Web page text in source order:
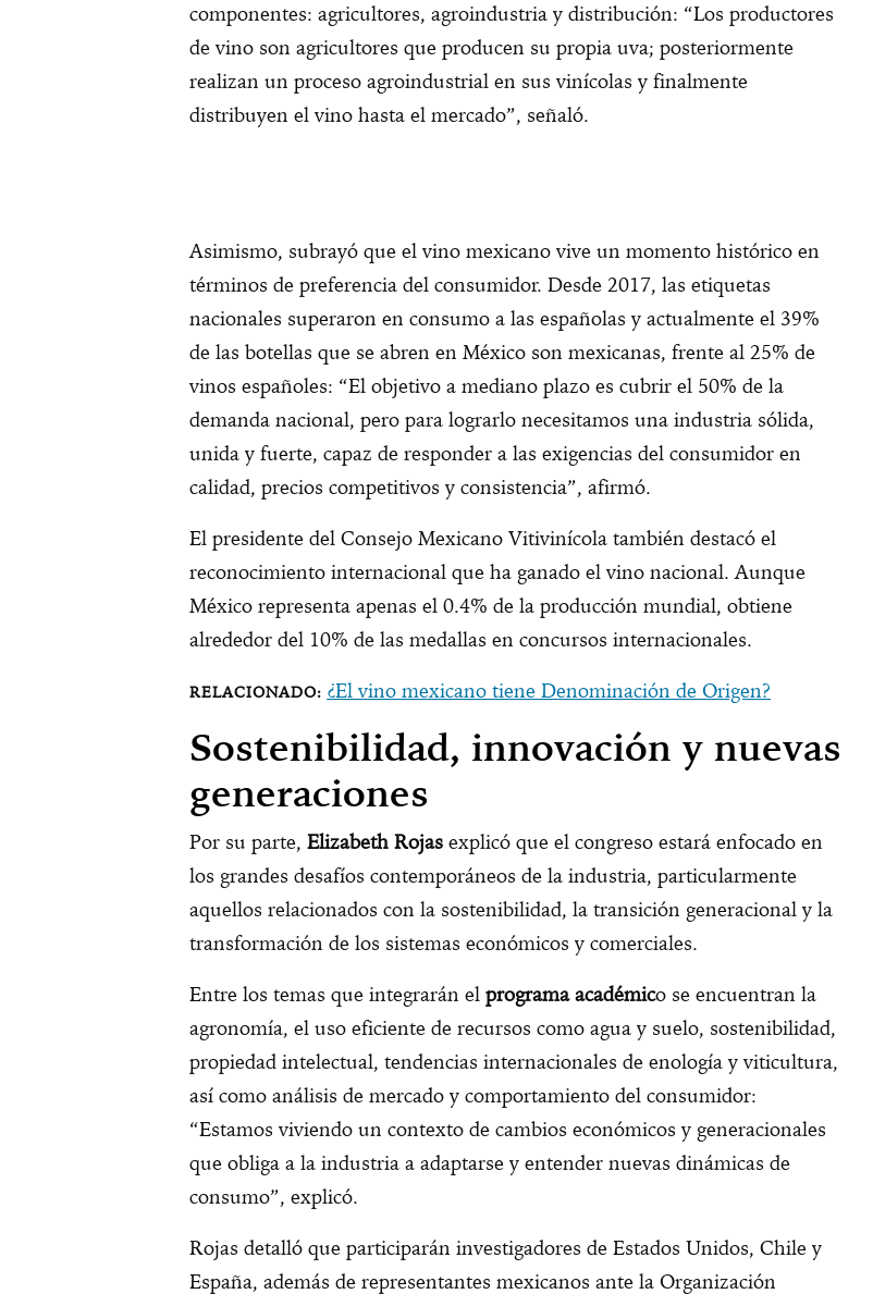
componentes: agricultores, agroindustria y distribución: “Los productores
de vino son agricultores que producen su propia uva; posteriormente
realizan un proceso agroindustrial en sus vinícolas y finalmente
distribuyen el vino hasta el mercado”, señaló.
Asimismo, subrayó que el vino mexicano vive un momento histórico en
términos de preferencia del consumidor. Desde 2017, las etiquetas
nacionales superaron en consumo a las españolas y actualmente el 39%
de las botellas que se abren en México son mexicanas, frente al 25% de
vinos españoles: “El objetivo a mediano plazo es cubrir el 50% de la
demanda nacional, pero para lograrlo necesitamos una industria sólida,
unida y fuerte, capaz de responder a las exigencias del consumidor en
calidad, precios competitivos y consistencia”, afirmó.
El presidente del Consejo Mexicano Vitivinícola también destacó el
reconocimiento internacional que ha ganado el vino nacional. Aunque
México representa apenas el 0.4% de la producción mundial, obtiene
alrededor del 10% de las medallas en concursos internacionales.
¿El vino mexicano tiene Denominación de Origen?
Sostenibilidad, innovación y nuevas
generaciones
Por su parte, Elizabeth Rojas explicó que el congreso estará enfocado en
los grandes desafíos contemporáneos de la industria, particularmente
aquellos relacionados con la sostenibilidad, la transición generacional y la
transformación de los sistemas económicos y comerciales.
Entre los temas que integrarán el programa académico se encuentran la
agronomía, el uso eficiente de recursos como agua y suelo, sostenibilidad,
propiedad intelectual, tendencias internacionales de enología y viticultura,
así como análisis de mercado y comportamiento del consumidor:
“Estamos viviendo un contexto de cambios económicos y generacionales
que obliga a la industria a adaptarse y entender nuevas dinámicas de
consumo”, explicó.
Rojas detalló que participarán investigadores de Estados Unidos, Chile y
España, además de representantes mexicanos ante la Organización